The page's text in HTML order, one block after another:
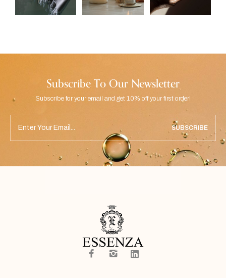
Subscribe To Our Newsletter
Subscribe for your email and get 10% off your first order!
SUBSCRIBE